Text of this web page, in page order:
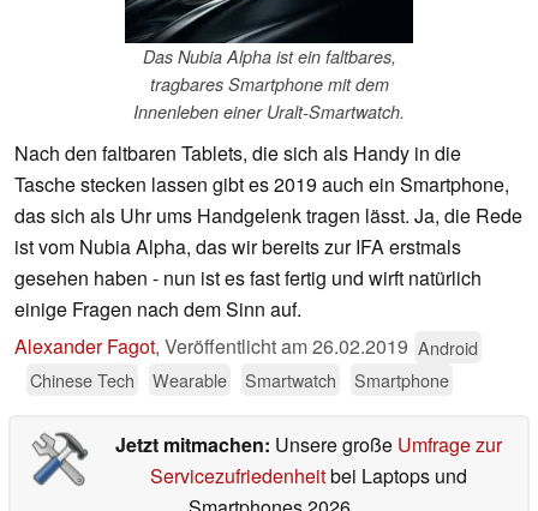
Das Nubia Alpha ist ein faltbares,
tragbares Smartphone mit dem
Innenleben einer Uralt-Smartwatch.
Nach den faltbaren Tablets, die sich als Handy in die
Tasche stecken lassen gibt es 2019 auch ein Smartphone,
das sich als Uhr ums Handgelenk tragen lässt. Ja, die Rede
ist vom Nubia Alpha, das wir bereits zur IFA erstmals
gesehen haben - nun ist es fast fertig und wirft natürlich
einige Fragen nach dem Sinn auf.
Alexander Fagot, Veröffentlicht am26.02.2019 Android
Chinese Tech
Wearable Smartwatch Smartphone
Jetzt mitmachen: Unsere große Umfrage zur
Servicezufriedenheitbei Laptops und